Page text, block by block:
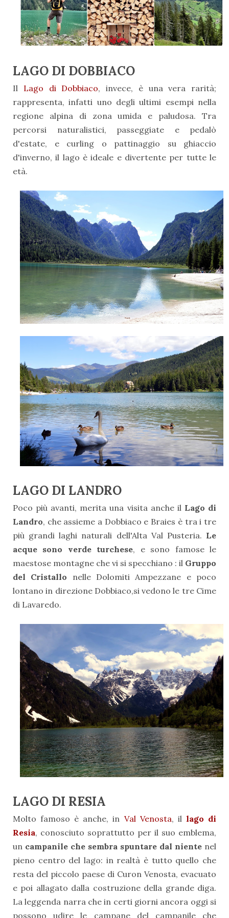
LAGO DI DOBBIACO
Il Lago di Dobbiaco, invece, è una vera rarità;
rappresenta, infatti uno degli ultimi esempi nella
regione alpina di zona umida e paludosa. Tra
percorsi naturalistici, passeggiate e pedalò
d'estate, e curling o pattinaggio su ghiaccio
d'inverno, il lago è ideale e divertente per tutte le
età.
LAGO DI LANDRO
Poco più avanti, merita una visita anche il Lago di
Landro, che assieme a Dobbiaco e Braies è tra i tre
più grandi laghi naturali dell'Alta Val Pusteria. Le
acque sono verde turchese, e sono famose le
maestose montagne che vi si specchiano : il Gruppo
del Cristallo nelle Dolomiti Ampezzane e poco
lontano in direzione Dobbiaco,si vedono le tre Cime
di Lavaredo.
LAGO DI RESIA
Molto famoso è anche, in Val Venosta, il lago di
Resia, conosciuto soprattutto per il suo emblema,
un campanile che sembra spuntare dal niente nel
pieno centro del lago: in realtà è tutto quello che
resta del piccolo paese di Curon Venosta, evacuato
e poi allagato dalla costruzione della grande diga.
La leggenda narra che in certi giorni ancora oggi si
possono udire le campane del campanile che